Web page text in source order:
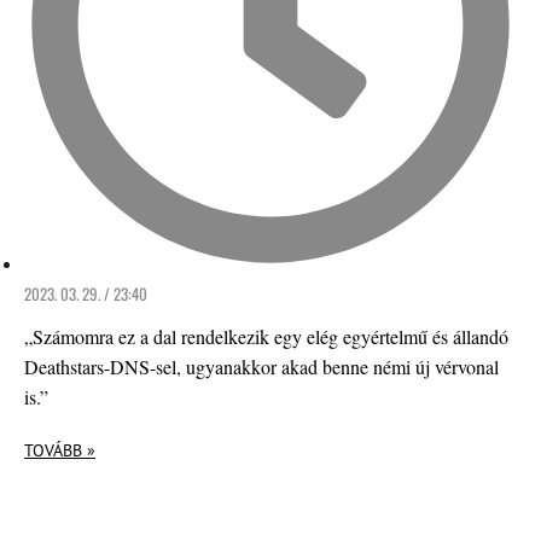
2023. 03. 29. / 23:40
„Számomra ez a dal rendelkezik egy elég egyértelmű és állandó
Deathstars-DNS-sel, ugyanakkor akad benne némi új vérvonal
is.”
TOVÁBB »